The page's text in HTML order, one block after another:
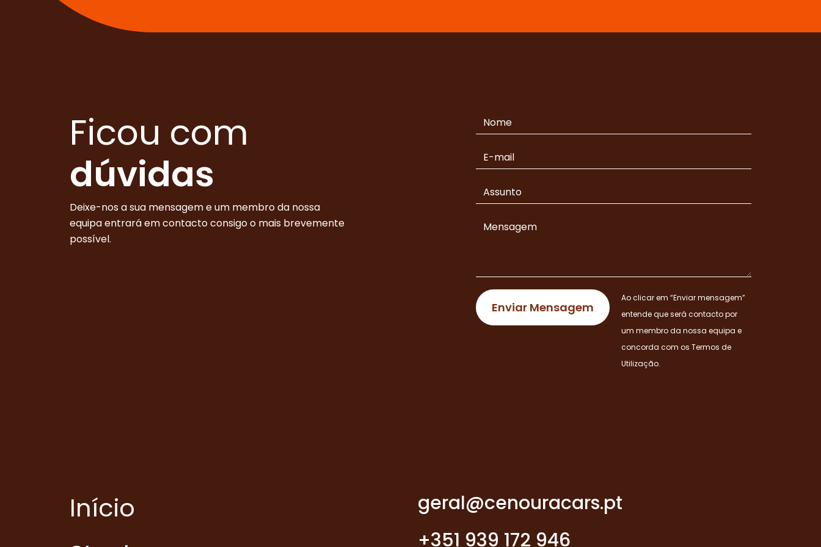
Ficou com
dúvidas
Deixe-nos a sua mensagem e um membro da nossa
equipa entrará em contacto consigo o mais brevemente
possível.
Ao clicar em “Enviar mensagem”
entende que será contacto por
um membro da nossa equipa e
concorda com os Termos de
Utilização.
Início
geral@cenouracars.pt
+351 939 172 946